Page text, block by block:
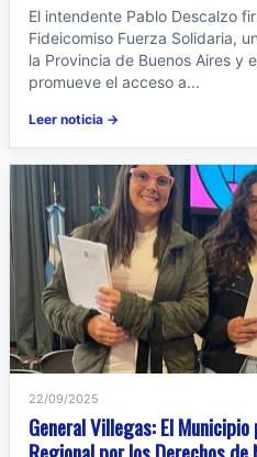
El intendente Pablo Descalzo
Fideicomiso Fuerza Solidaria,
la Provincia de Buenos Aires y
promueve el acceso a...
Leer noticia →
22/09/2025
General Villegas: El